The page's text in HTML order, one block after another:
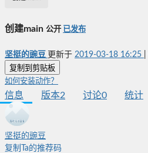
创建main 公开 已发布
坚挺的豌豆 更新于 2019-03-18 16:25
复制到剪贴板
如何安装动作？
信息 版本2 讨论0 统计
坚挺的豌豆
复制Ta的推荐码